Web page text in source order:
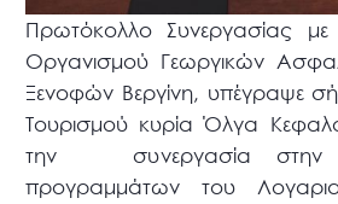
Πρωτόκολλο Συνεργασίας με
Οργανισμού Γεωργικών
Ξενοφών Βεργίνη, υπέγραψε
Τουρισμού κυρία Όλγα
την συνεργασία στην
προγραμμάτων του